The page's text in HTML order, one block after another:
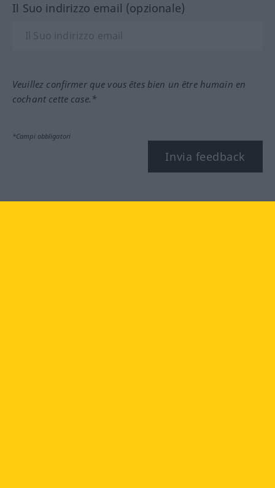
Il Suo indirizzo email (opzionale)
Veuillez confirmer que vous êtes bien un être humain en
cochant cette case.*
*Campi obbligatori
Invia feedback